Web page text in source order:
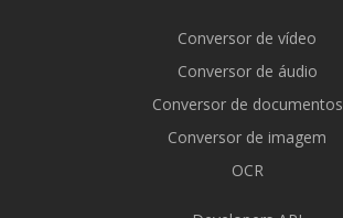
Conversor de vídeo
Conversor de áudio
Conversor de documentos
Conversor de imagem
OCR